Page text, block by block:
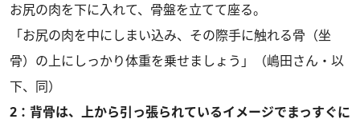
お尻の肉を下に入れて、骨盤を立てて座る。
「お尻の肉を中にしまい込み、その際手に触れる骨（坐
骨）の上にしっかり体重を乗せましょう」（嶋田さん・以
下、同）
2：背骨は、上から引っ張られているイメージでまっすぐに